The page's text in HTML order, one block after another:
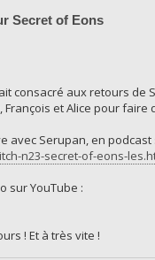
Secret of Eons
consacré aux retours
et Alice pour faire
avec Serupan, en podcast
n23-secret-of-eons-
sur YouTube :
! Et à très vite !